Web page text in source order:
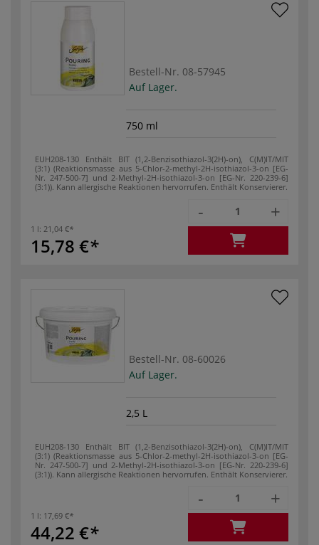
Bestell-Nr. 08-57945
Auf Lager.
750 ml
EUH208-130 Enthält BIT (1,2-Benzisothiazol-3(2H)-on), C(M)IT/MIT
(3:1) (Reaktionsmasse aus 5-Chlor-2-methyl-2H-isothiazol-3-on [EG-
Nr. 247-500-7] und 2-Methyl-2H-isothiazol-3-on [EG-Nr. 220-239-6]
(3:1)). Kann allergische Reaktionen hervorrufen. Enthält Konservierer.
1 l: 21,04 €
15,78 €
- +
Bestell-Nr. 08-60026
Auf Lager.
2,5 L
EUH208-130 Enthält BIT (1,2-Benzisothiazol-3(2H)-on), C(M)IT/MIT
(3:1) (Reaktionsmasse aus 5-Chlor-2-methyl-2H-isothiazol-3-on [EG-
Nr. 247-500-7] und 2-Methyl-2H-isothiazol-3-on [EG-Nr. 220-239-6]
(3:1)). Kann allergische Reaktionen hervorrufen. Enthält Konservierer.
1 l: 17,69 €
44,22 €
- +